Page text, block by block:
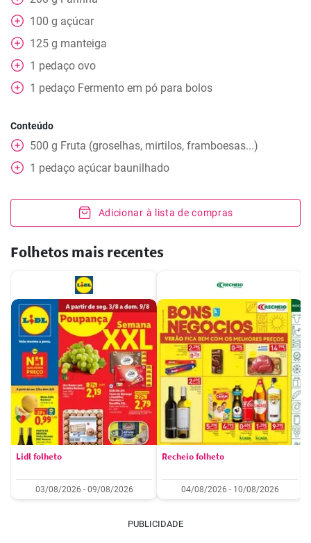
100 g açúcar
125 g manteiga
1 pedaço ovo
1 pedaço Fermento em pó para bolos
Conteúdo
500 g Fruta (groselhas, mirtilos, framboesas...)
1 pedaço açúcar baunilhado
Adicionar à lista de compras
Folhetos mais recentes
Lidl folheto
03/08/2026 - 09/08/2026
Recheio folheto
04/08/2026 - 10/08/2026
PUBLICIDADE